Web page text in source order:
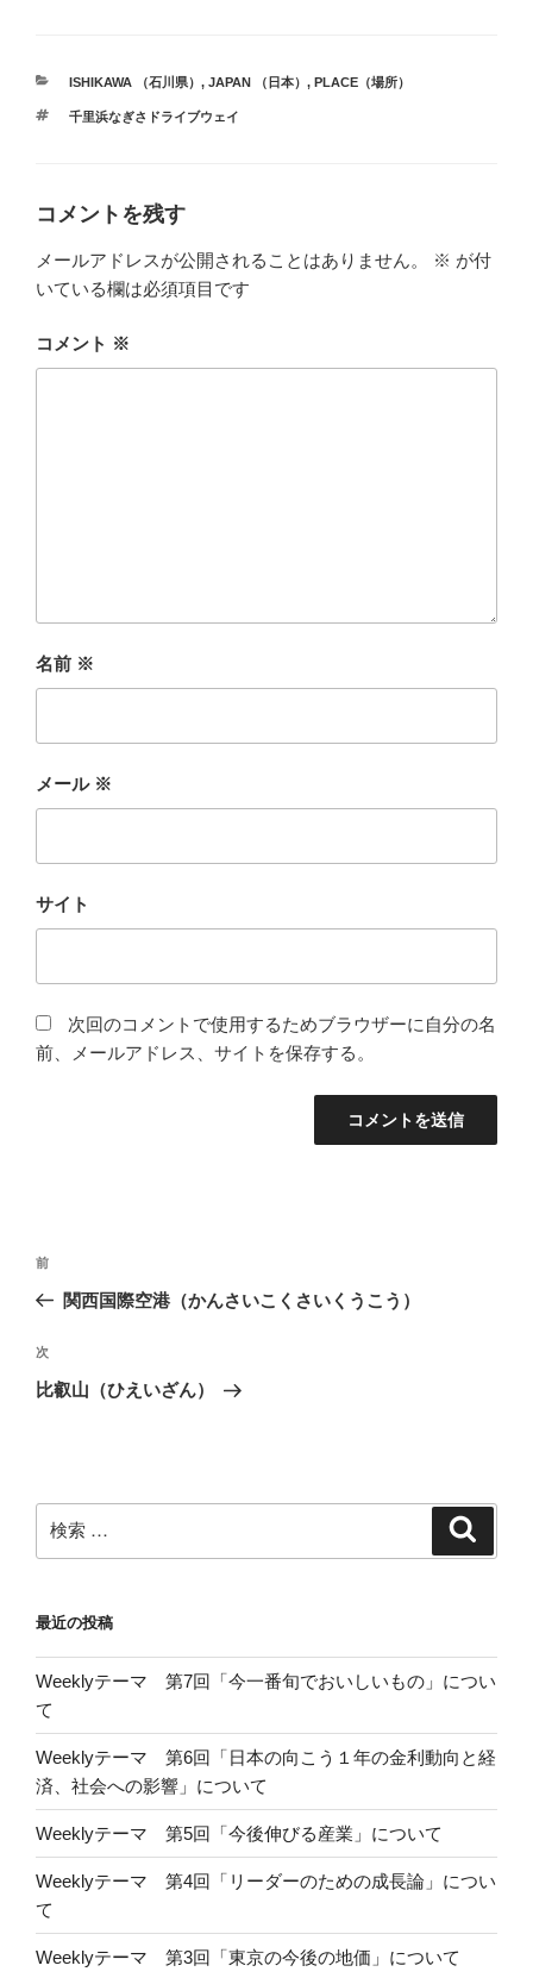
カ
ゴ
ISHIKAWA （石川県） , JAPAN （日本） , PLACE（場所）
タ
千里浜なぎさドライブウェイ
コメントを残す
メールアドレスが公開されることはありません。 ※ が付
いている欄は必須項目です
コメント ※
名前 ※
メール ※
サイト
次回のコメントで使用するためブラウザーに自分の名
前、メールアドレス、サイトを保存する。
投
ナ
ビ
ゲ
ン
過
去
投
稿
前
関西国際空港（かんさいこくさいくうこう）
次
の
次
比叡山（ひえいざん）
索:
最近の投稿
Weeklyテーマ 第7回「今一番旬でおいしいもの」につい
て
Weeklyテーマ 第6回「日本の向こう１年の金利動向と経
済、社会への影響」について
Weeklyテーマ 第5回「今後伸びる産業」について
Weeklyテーマ 第4回「リーダーのための成長論」につい
て
Weeklyテーマ 第3回「東京の今後の地価」について